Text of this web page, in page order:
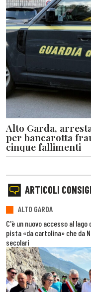
Alto Garda,
per bancarotta
cinque fallimenti
ARTICOLI
ALTO GARDA
C'è un nuovo accesso al
pista «da cartolina» che da
secolari